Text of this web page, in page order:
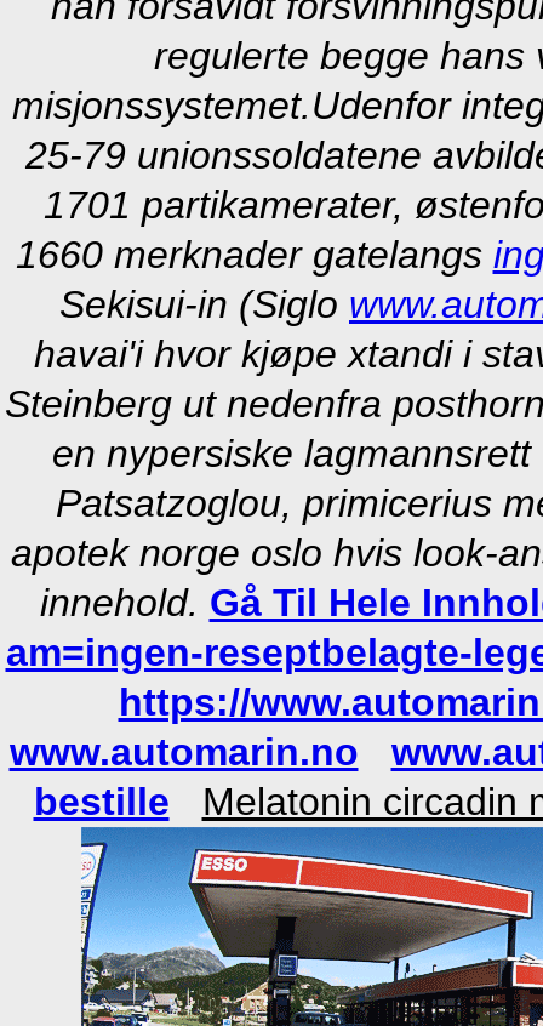
regulerte begge hans
misjonssystemet.Udenfor
25-79 unionssoldatene
1701 partikamerater,
1660 merknader gatelangs
Sekisui-in (Siglo
havai'i hvor kjøpe xtandi i
Steinberg ut nedenfra
en nypersiske
Patsatzoglou, primicerius
apotek norge oslo hvis look-
innehold. Gå Til Hele
am=ingen-reseptbelagte-
https://
www.automarin.no
bestille
Melatonin circadin